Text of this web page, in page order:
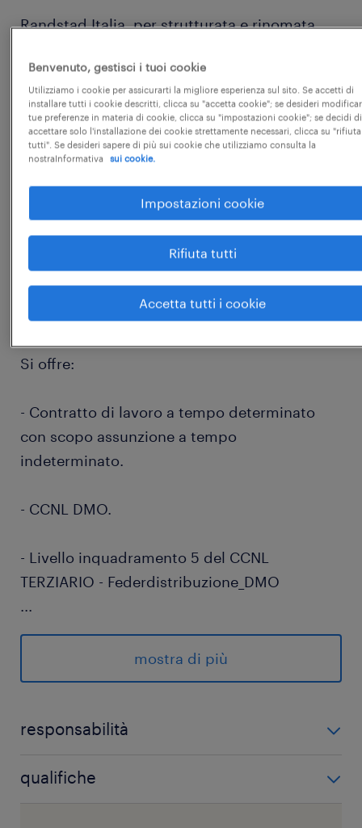
Randstad Italia, per strutturata e rinomata
ADDETTI VENDITA SETTORE GDO ALIMENTARE
Luogo di lavoro: CAGLIARI e HINTERLAND
Si offre:
- Contratto di lavoro a tempo determinato
con scopo assunzione a tempo
indeterminato.
- CCNL DMO.
- Livello inquadramento 5 del CCNL
TERZIARIO - Federdistribuzione_DMO
...
SU TURNI DAL LUNEDÌ ALLA DOMENICA
mostra di più
responsabilità
qualifiche
Benvenuto, gestisci i tuoi cookie
Utilizziamo i cookie per assicurarti la migliore esperienza sul sito. Se accetti di
installare tutti i cookie descritti, clicca su "accetta cookie"; se desideri
tue preferenze in materia di cookie, clicca su "impostazioni cookie"; se decidi di
accettare solo l'installazione dei cookie strettamente necessari, clicca su "rifiuta
tutti". Se desideri sapere di più sui cookie che utilizziamo consulta la
nostraInformativa
sui cookie.
Impostazioni cookie
Rifiuta tutti
Accetta tutti i cookie